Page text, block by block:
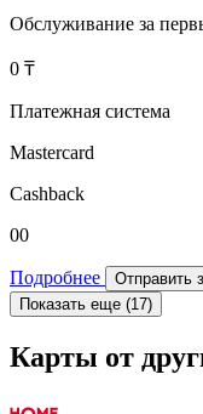
Обслуживание за
0 ₸
Платежная система
Mastercard
Cashback
00
Подробнее
Отправить
Показать еще (17)
Карты от